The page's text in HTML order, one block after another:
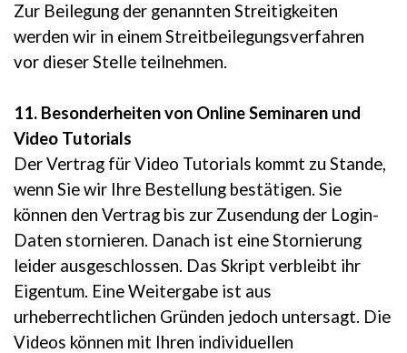
Zur Beilegung der genannten Streitigkeiten
werden wir in einem Streitbeilegungsverfahren
vor dieser Stelle teilnehmen.
11. Besonderheiten von Online Seminaren und
Video Tutorials
Der Vertrag für Video Tutorials kommt zu Stande,
wenn Sie wir Ihre Bestellung bestätigen. Sie
können den Vertrag bis zur Zusendung der Login-
Daten stornieren. Danach ist eine Stornierung
leider ausgeschlossen. Das Skript verbleibt ihr
Eigentum. Eine Weitergabe ist aus
urheberrechtlichen Gründen jedoch untersagt. Die
Videos können mit Ihren individuellen